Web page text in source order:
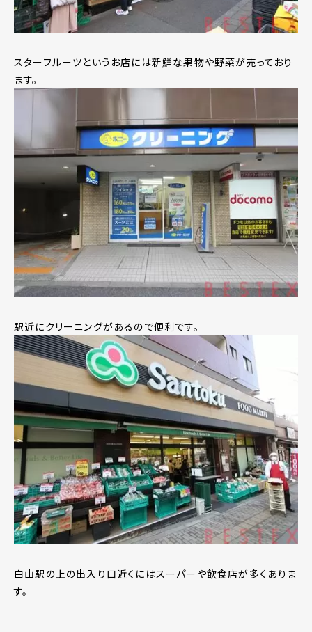
スターフルーツというお店には新鮮な果物や野菜が売っており
ます。
駅近にクリーニングがあるので便利です。
白山駅の上の出入り口近くにはスーパーや飲食店が多くありま
す。